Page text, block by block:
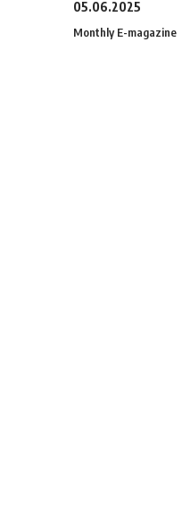
05.06.2025
Monthly E-magazine